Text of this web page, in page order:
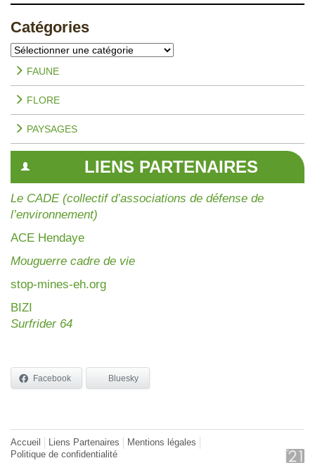
Catégories
Catégories
FAUNE
FLORE
PAYSAGES
LIENS PARTENAIRES
Le CADE (collectif d’associations de défense de
l’environnement)
ACE Hendaye
Mouguerre cadre de vie
stop-mines-eh.org
BIZI
Surfrider 64
Facebook Bluesky
Accueil Liens Partenaires
Mentions légales
Politique de confidentialité